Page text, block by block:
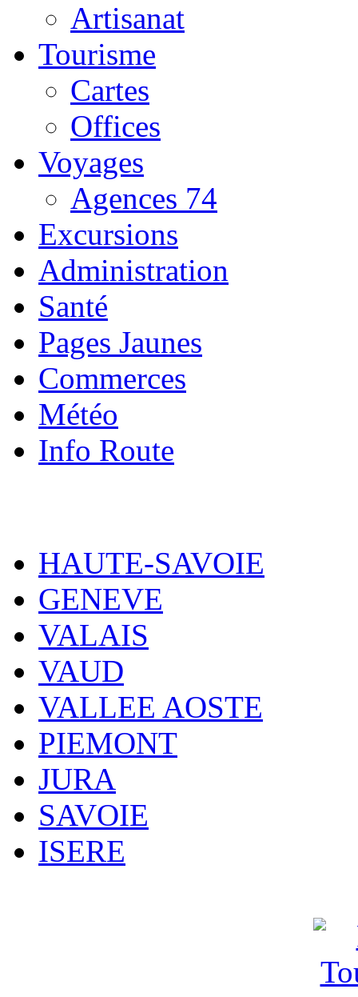
Artisanat
Tourisme
Cartes
Offices
Voyages
Agences 74
Excursions
Administration
Santé
Pages Jaunes
Commerces
Météo
Info Route
HAUTE-SAVOIE
GENEVE
VALAIS
VAUD
VALLEE AOSTE
PIEMONT
JURA
SAVOIE
ISERE